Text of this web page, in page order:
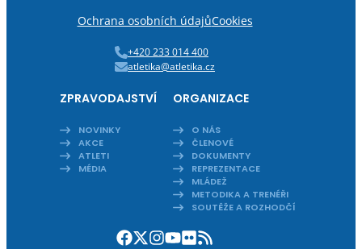
Ochrana osobních údajůCookies
+420 233 014 400
atletika@atletika.cz
ZPRAVODAJSTVÍ
NOVINKY
AKCE
ATLETI
MÉDIA
ORGANIZACE
O NÁS
ČLENOVÉ
DOKUMENTY
REPREZENTACE
MLÁDEŽ
METODIKA A TRENÉŘI
SOUTĚŽE A ROZHODČÍ